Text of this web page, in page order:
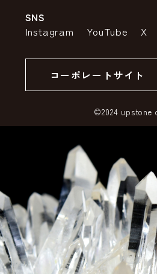
特定商取引法の表示
SSLサーバー証明書とは
SNS
Instagram YouTube X
コーポレートサイト
©2024 upstone